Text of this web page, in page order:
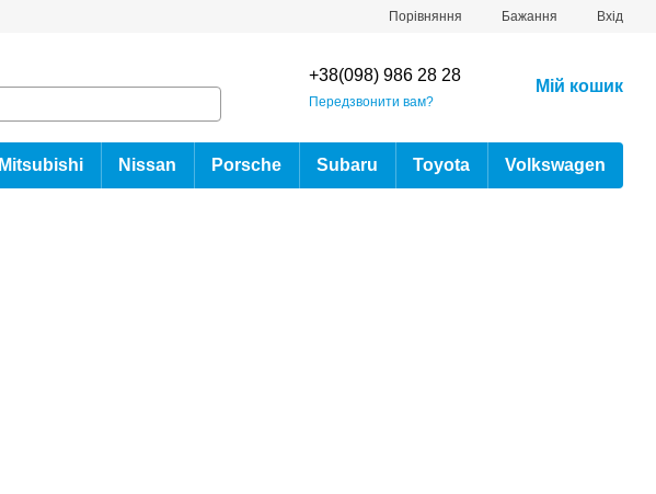
Порівняння Бажання Вхід
+38(098) 986 28 28
Передзвонити вам?
Мій кошик
Mitsubishi Nissan Porsche Subaru Toyota Volkswagen